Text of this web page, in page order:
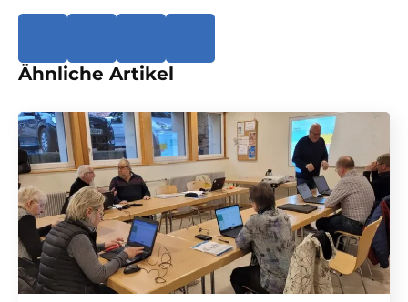
Ähnliche Artikel